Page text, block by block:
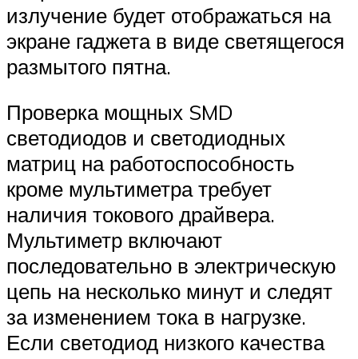
излучение будет отображаться на
экране гаджета в виде светящегося
размытого пятна.
Проверка мощных SMD
светодиодов и светодиодных
матриц на работоспособность
кроме мультиметра требует
наличия токового драйвера.
Мультиметр включают
последовательно в электрическую
цепь на несколько минут и следят
за изменением тока в нагрузке.
Если светодиод низкого качества